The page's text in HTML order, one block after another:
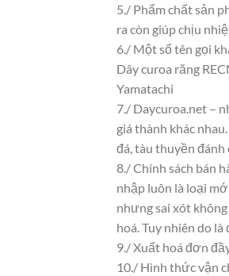
5./ Phẩm chất sản
ra còn giúp chịu
6./ Một số tên gọi
Dây curoa răng
Yamatachi
7./ Daycuroa.net –
giá thành khác
đá, tàu thuyền đánh
8./ Chính sách bán
nhập luôn là loại
nhưng sai xót
hoá. Tuy nhiên do
9./ Xuất hoá đơn
10./ Hình thức vận